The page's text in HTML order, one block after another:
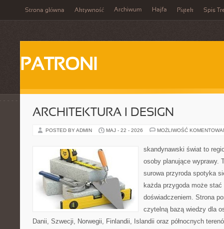
Strona główna Aktywność Archiwum Hajfa Piątek Spis
PATRONI
ARCHITEKTURA I DESIGN
POSTED BY ADMIN MAJ - 22 - 2026 MOŻLIWOŚĆ
skandynawski świat to
osoby planujące wyprawy.
surowa przyroda spotyka
każda przygoda może
doświadczeniem. Strona
czytelną bazą wiedzy dla
Danii, Szwecji, Norwegii, Finlandii, Islandii oraz północnych